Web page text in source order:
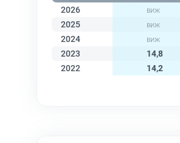
2026
2025
2024
2023
14,8
2022
14,2